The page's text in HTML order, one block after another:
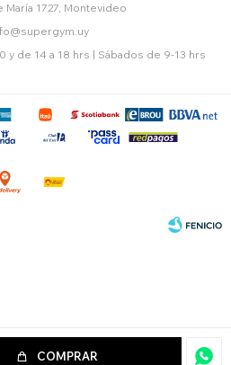
COMPRAR
1727, Montevideo
y de 14 a 18 hrs | Sábados de 9-13 hrs
Fenicio